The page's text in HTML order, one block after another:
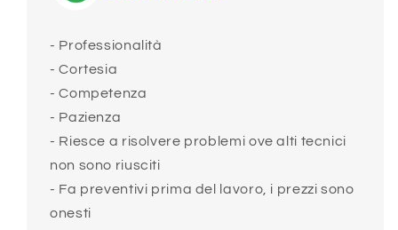
- Professionalità
- Cortesia
- Competenza
- Pazienza
- Riesce a risolvere problemi ove alti tecnici
non sono riusciti
- Fa preventivi prima del lavoro, i prezzi sono
onesti